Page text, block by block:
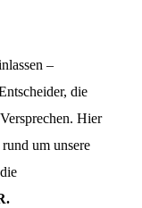
–
die
Hier
um unsere